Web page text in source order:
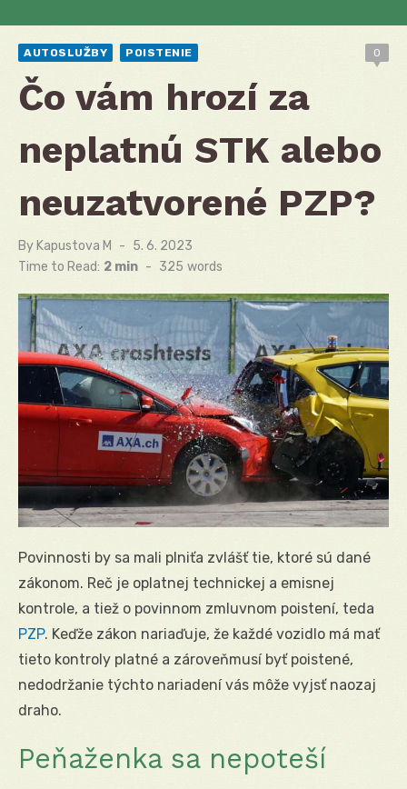
AUTOSLUŽBY POISTENIE 0
Čo vám hrozí za
neplatnú STK alebo
neuzatvorené PZP?
By Kapustova M
Posted
on
5. 6. 2023
Time to Read: 2 min - 325 words
Povinnosti by sa mali plniťa zvlášť tie, ktoré sú dané
zákonom. Reč je oplatnej technickej a emisnej
kontrole, a tiež o povinnom zmluvnom poistení, teda
PZP. Keďže zákon nariaďuje, že každé vozidlo má mať
tieto kontroly platné a zároveňmusí byť poistené,
nedodržanie týchto nariadení vás môže vyjsť naozaj
draho.
Peňaženka sa nepoteší